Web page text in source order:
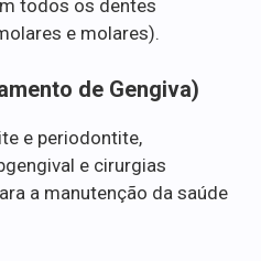
todos os dentes
e molares).
de Gengiva)
e periodontite,
e cirurgias
a manutenção da saúde